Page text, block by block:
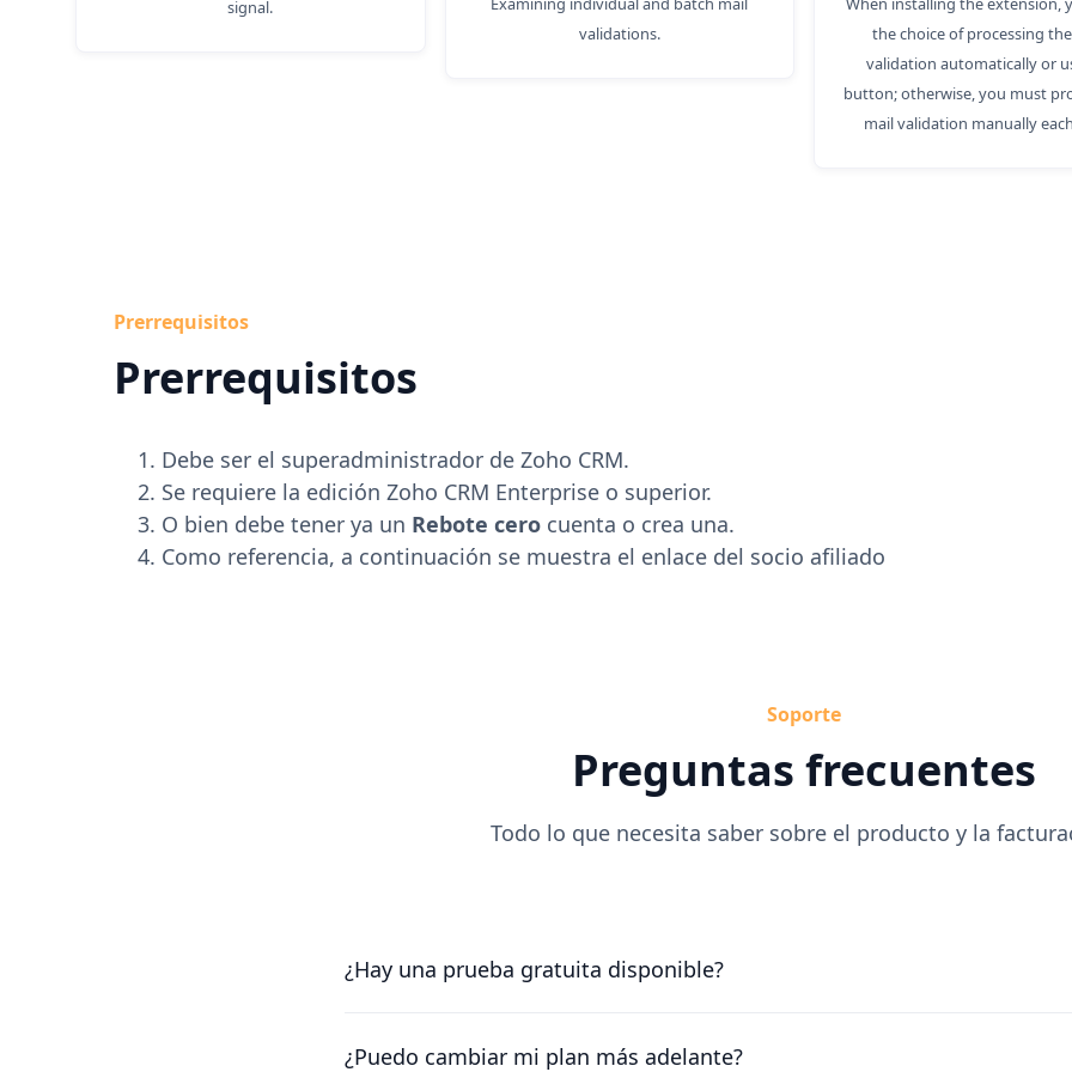
signal.
validations.
the choice of processing
validation automatically or
button; otherwise, you must
mail validation manually
Prerrequisitos
Prerrequisitos
Debe ser el superadministrador de Zoho CRM.
Se requiere la edición Zoho CRM Enterprise o superior.
O bien debe tener ya un Rebote cero cuenta o crea una.
Como referencia, a continuación se muestra el enlace del socio afiliado
Soporte
Preguntas frecuentes
Todo lo que necesita saber sobre el producto y la
¿Hay una prueba gratuita disponible?
en marcha lo antes posible.
¿Puedo cambiar mi plan más adelante?